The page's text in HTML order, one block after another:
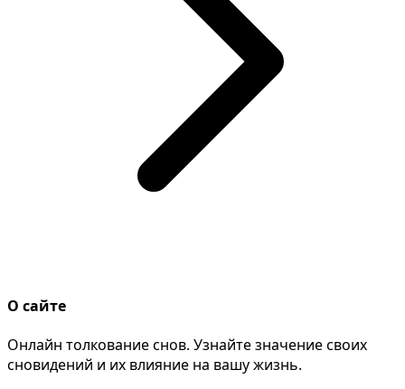
О сайте
Онлайн толкование снов. Узнайте значение своих
сновидений и их влияние на вашу жизнь.